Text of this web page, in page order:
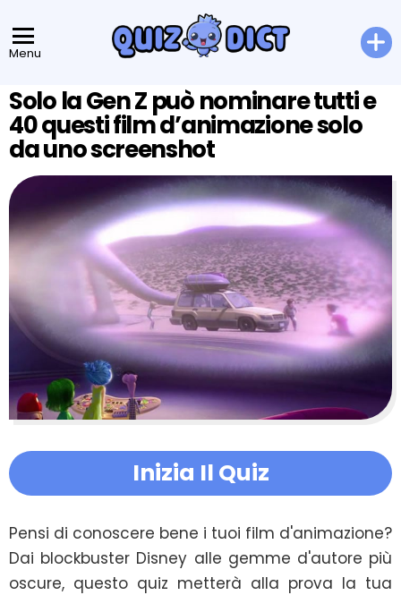
Menu
Solo la Gen Z può nominare tutti e
40 questi film d’animazione solo
da uno screenshot
Inizia Il Quiz
Pensi di conoscere bene i tuoi film d'animazione?
Dai blockbuster Disney alle gemme d'autore più
oscure, questo quiz metterà alla prova la tua